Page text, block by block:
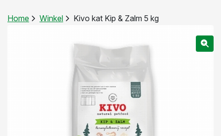
Home Winkel Kivo kat Kip & Zalm 5 kg